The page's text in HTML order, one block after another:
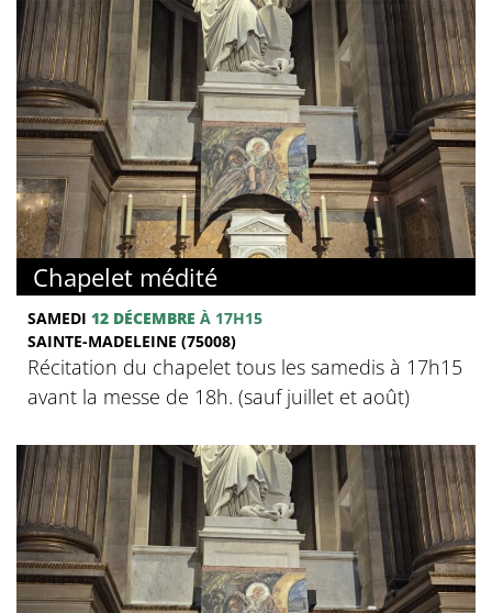
Chapelet médité
SAMEDI 12 DÉCEMBRE À 17H15
SAINTE-MADELEINE (75008)
Récitation du chapelet tous les samedis à 17h15
avant la messe de 18h. (sauf juillet et août)